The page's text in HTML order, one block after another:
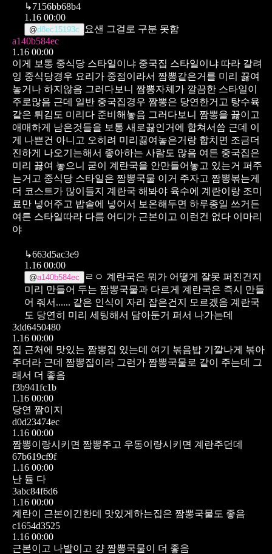
↳7156bb68b4
1.16 00:00
@d8ec15193c
요샌 그걸로 구분 못함
a140b584ec
1.16 00:00
이게 보통 중식당 스타일이냐 중국집 스타일이냐 따라 갈려
잉 중식당경우 요리가 중점이라서 짬뽕같은거를 미리 끓여
놓거나 하지않음 그러다보니 짬뽕자체가 깔끔한 스타일이
주로많음 근데 일반 중국집경우 짬뽕은 당연한거고 탕수육
같은 튀김도 미리다 준비해놓음 그러다보니 짬뽕을 끓이고
애매하게 남은것들을 보통 새로끓인거에 합쳐서씀 근데 이
게 나쁜건 아니고 오히려 미리끓여놓은거랑 합치면 조금더
진하게 나오기는해서 좋아하는 사람도 많음 여튼 중국집은
미리 끓여 놓으니 굳이 계란국을 안만들어놓고 있는거 퍼주
는거고 중식당 스타일은 짬뽕국물 이거 주자고 짬뽕볶는게
더 코스트가 많이들지 계란국 해봐야 육수에 계란이랑 조미
료만 넣어주고 밥솥에 넣어서 보온해두면 하루종일 쓰거든
여튼 스타일따라 다름 어디가 근본이고 이런건 없다 이마리
야
↳663d5ac3e9
1.16 00:00
@a140b584ec
ㄹㅇ 계란국은 뭐가 어떻게 잘못 퍼진건지
미리 만들어 두는 짬뽕국물과 다르게 계란국은 즉시 만들
어 줘서...... 같은 인식이 자리 잡은건지 모르겠음 계란국
도 당연히 미리 세팅해서 담아둔거 퍼서 나가는데
3dd6450480
1.16 00:00
집 근처에 맛있는 짬뽕집 있는데 여기 볶음밥 기깔나게 볶아
주더라 근데 짬뽕집이라 그런가 짬뽕국물로 같이 주는데 그
래서 더 좋음
f3b941fc1b
1.16 00:00
당연 짬이지
d0d23474ec
1.16 00:00
짬뽕이랑시키면 짬뽕주고 우동이랑시키면 계란주던데
67b619cf9f
1.16 00:00
난 듈 다
3abc84f6d6
1.16 00:00
계란이 근본이긴한데 맛있게하는집은 짬뽕국물도 좋음
c1654d3525
1.16 00:00
근본이고 나발이고 걍 짬뽕국물이 더 좋음